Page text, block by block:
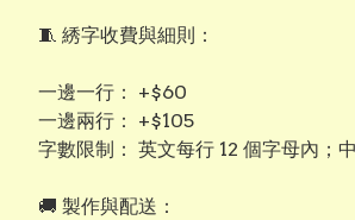
​🧵 綉字收費與細則：
​一邊一行： +$60
​一邊兩行： +$105
字數限制： 英文每行 12 個字母內；
​​🚚 製作與配送：